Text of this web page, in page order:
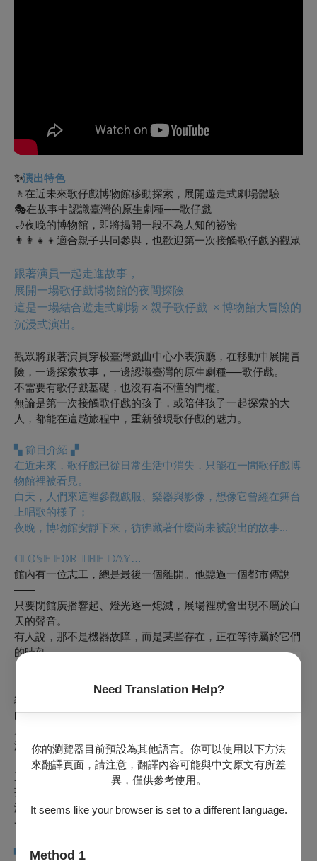
Need Translation Help?
你的瀏覽器目前預設為其他語言。你可以使用以下方法
來翻譯頁面，請注意，翻譯內容可能與中文原文有所差
異，僅供參考使用。
It seems like your browser is set to a different language.
Method 1
✨演出特色
🚶在近未來歌仔戲博物館移動探索，展開遊走式劇場體驗
🎭在故事中認識臺灣的原生劇種──歌仔戲
🌙夜晚的博物館，即將揭開一段不為人知的祕密
👨‍👩‍👧‍👦適合親子共同參與，也歡迎第一次接觸歌仔戲的觀眾
跟著演員一起走進故事，
展開一場歌仔戲博物館的夜間探險
這是一場結合遊走式劇場 × 親子歌仔戲 × 博物館大冒險的
沉浸式演出。
觀眾將跟著演員穿梭臺灣戲曲中心小表演廳，在移動中展開冒
險，一邊探索故事，一邊認識臺灣的原生劇種──歌仔戲。
不需要有歌仔戲基礎，也沒有看不懂的門檻。
無論是第一次接觸歌仔戲的孩子，或陪伴孩子一起探索的大
人，都能在這趟旅程中，重新發現歌仔戲的魅力。
▚ 節目介紹 ▞
在近未來，歌仔戲已從日常生活中消失，只能在一間歌仔戲博
物館裡被看見。
白天，人們來這裡參觀戲服、樂器與影像，想像它曾經在舞台
上唱歌的樣子；
夜晚，博物館安靜下來，彷彿藏著什麼尚未被說出的故事...
ℂ𝕃𝕆𝕊𝔼 𝔽𝕆ℝ 𝕋ℍ𝔼 𝔻𝔸𝕐…
館內有一位志工，總是最後一個離開。他聽過一個都市傳說
——
只要閉館廣播響起、燈光逐一熄滅，展場裡就會出現不屬於白
天的聲音。
有人說，那不是機器故障，而是某些存在，正在等待屬於它們
的時刻。
《今天的營業時間即將結束》從這個傳說展開，
結合劇場敘事與歌仔戲演出，讓觀眾走進一段發生在閉館之後
的祕密。
演出，彷彿從沉睡中甦醒。
這是一場介於童話與傳說之間的夜間冒險。
孩子在故事中認識歌仔戲，大人在陪伴中重新發現這項屬於臺
灣的原生劇種。
一起走進故事，也一起留下屬於這個夏天的共同回憶。
▚ 製作團隊▞